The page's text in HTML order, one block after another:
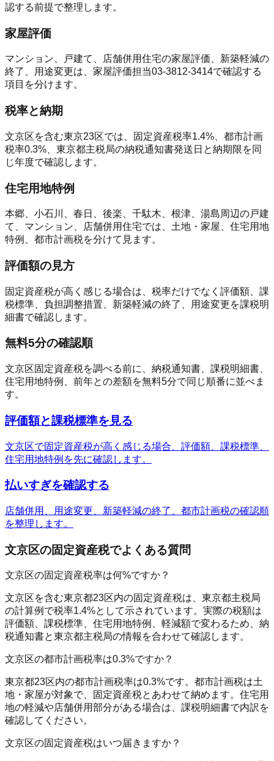
認する前提で整理します。
家屋評価
マンション、戸建て、店舗併用住宅の家屋評価、新築軽減の
終了、用途変更は、家屋評価担当03-3812-3414で確認する
項目を分けます。
税率と納期
文京区を含む東京23区では、固定資産税率1.4%、都市計画
税率0.3%、東京都主税局の納税通知書発送日と納期限を同
じ年度で確認します。
住宅用地特例
本郷、小石川、春日、後楽、千駄木、根津、湯島周辺の戸建
て、マンション、店舗併用住宅では、土地・家屋、住宅用地
特例、都市計画税を分けて見ます。
評価額の見方
固定資産税が高く感じる場合は、税率だけでなく評価額、課
税標準、負担調整措置、新築軽減の終了、用途変更を課税明
細書で確認します。
無料5分の確認順
文京区固定資産税を調べる前に、納税通知書、課税明細書、
住宅用地特例、前年との差額を無料5分で同じ順番に並べま
す。
評価額と課税標準を見る
文京区で固定資産税が高く感じる場合、評価額、課税標準、
住宅用地特例を先に確認します。
払いすぎを確認する
店舗併用、用途変更、新築軽減の終了、都市計画税の確認順
を整理します。
文京区の固定資産税でよくある質問
文京区の固定資産税率は何%ですか？
文京区を含む東京都23区内の固定資産税は、東京都主税局
の計算例で税率1.4%として示されています。実際の税額は
評価額、課税標準、住宅用地特例、軽減額で変わるため、納
税通知書と東京都主税局の情報を合わせて確認します。
文京区の都市計画税率は0.3%ですか？
東京都23区内の都市計画税率は0.3%です。都市計画税は土
地・家屋が対象で、固定資産税とあわせて納めます。住宅用
地の軽減や店舗併用部分がある場合は、課税明細書で内訳を
確認してください。
文京区の固定資産税はいつ届きますか？